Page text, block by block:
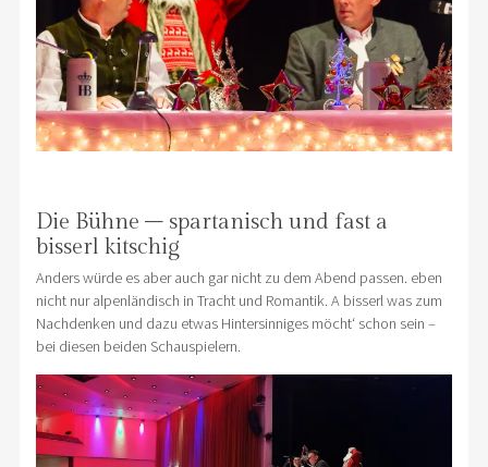
Die Bühne – spartanisch und fast a
bisserl kitschig
Anders würde es aber auch gar nicht zu dem Abend passen. eben
nicht nur alpenländisch in Tracht und Romantik. A bisserl was zum
Nachdenken und dazu etwas Hintersinniges möcht‘ schon sein –
bei diesen beiden Schauspielern.